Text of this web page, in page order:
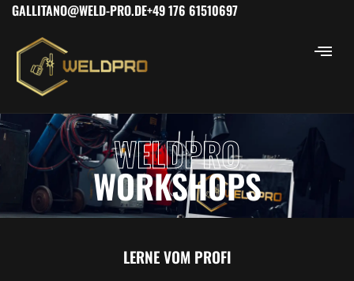
GALLITANO@WELD-PRO.DE+49 176 61510697
WELDPRO
WORKSHOPS
LERNE VOM PROFI